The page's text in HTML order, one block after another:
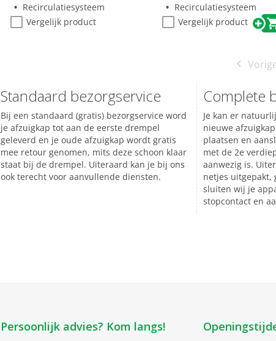
Recirculatiesysteem
Vergelijk product
Recirculatiesysteem
Vergelijk product
Standaard bezorgservice
Bij een standaard (gratis) bezorgservice word
je afzuigkap tot aan de eerste drempel
geleverd en je oude afzuigkap wordt gratis
mee retour genomen, mits deze schoon klaar
staat bij de drempel. Uiteraard kan je bij ons
ook terecht voor aanvullende diensten.
Complete
Je kan er
nieuwe
plaatsen en
met de 2e
aanwezig is.
netjes uitgepakt,
sluiten wij je
stopcontact en
Persoonlijk advies? Kom langs!